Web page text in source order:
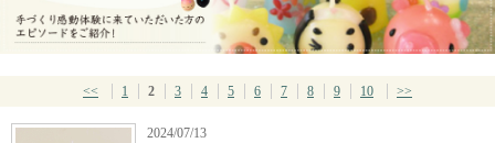
<< 1 2 3 4 5 6 7 8 9 10 >>
2024/07/13